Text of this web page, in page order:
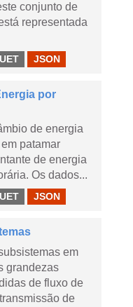
conjunto de
representada
JSON
por
de energia
patamar
de energia
Os dados...
JSON
em
grandezas
de fluxo de
de